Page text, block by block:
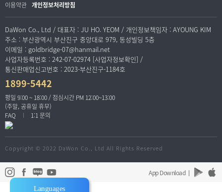
Languages
이용약관 개인정보처리방침
DaWon Co., Ltd / 대표자 : JU HO. YEOM / 개인정보책임자 : AYOUNG KIM
주소 : 부산광역시 부산진구 중앙대로 979, 동성빌딩 5층
이메일 : goldbridge-07@hanmail.net
사업자등록번호 : 242-07-02974 [사업자정보확인] /
통신판매업신고번호 : 2023-부산진구-1184호
1899-5442
평일 9:00 ~ 18:00 / 점심시간 PM 12:00~13:00
(주말, 공휴일 휴무)
FAQ
1:1 문의
Copyright © 2022 DaWon Co., Ltd All Rights Reserved
App Download